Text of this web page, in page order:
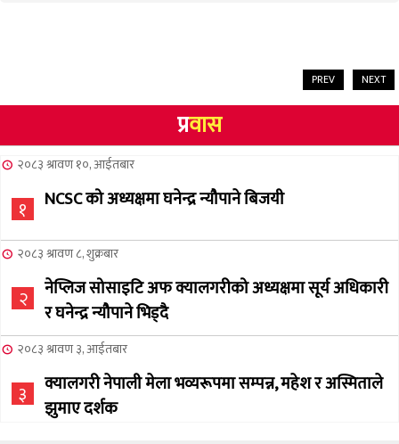
PREV NEXT
प्रवास
२०८३ श्रावण १०, आईतबार
१ NCSC को अध्यक्षमा घनेन्द्र न्यौपाने बिजयी
२०८३ श्रावण ८, शुक्रबार
२
नेप्लिज सोसाइटि अफ क्यालगरीको अध्यक्षमा सूर्य अधिकारी
र घनेन्द्र न्यौपाने भिड्दै
२०८३ श्रावण ३, आईतबार
३
क्यालगरी नेपाली मेला भव्यरूपमा सम्पन्न, महेश र अस्मिताले
झुमाए दर्शक